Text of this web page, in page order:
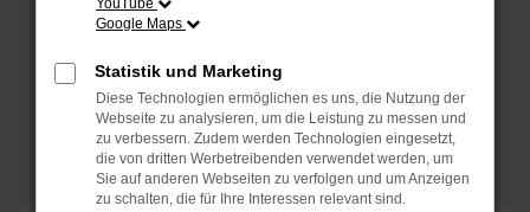
Hybrid
Plug-in-Hybrid
YouTube
Google Maps
Statistik und Marketing
Diese Technologien ermöglichen es uns, die Nutzung der
Webseite zu analysieren, um die Leistung zu messen und
zu verbessern. Zudem werden Technologien eingesetzt,
die von dritten Werbetreibenden verwendet werden, um
Sie auf anderen Webseiten zu verfolgen und um Anzeigen
zu schalten, die für Ihre Interessen relevant sind.